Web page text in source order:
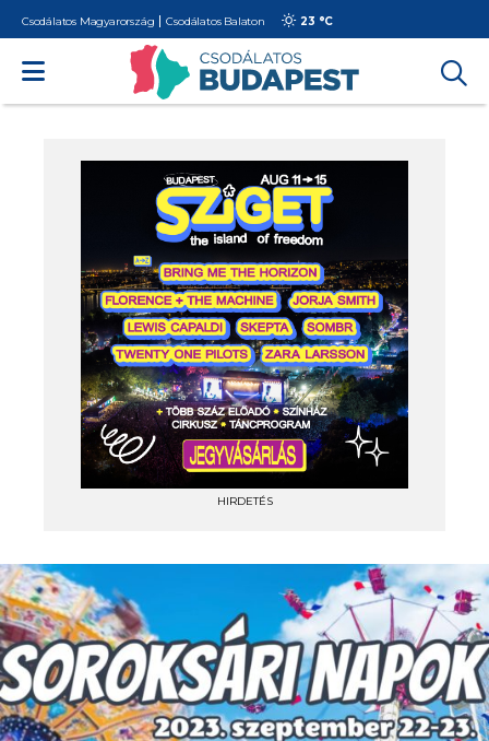
Csodálatos Magyarország Csodálatos Balaton 23 °C
HIRDETÉS